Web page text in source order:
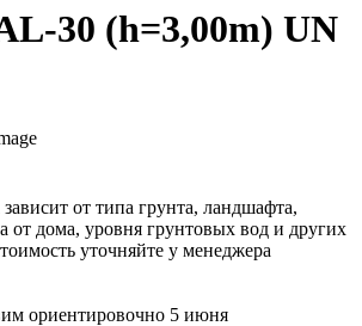
30 (h=3,00m) UN
от типа грунта, ландшафта,
от дома, уровня грунтовых вод и других
уточняйте у менеджера
ориентировочно 5 июня